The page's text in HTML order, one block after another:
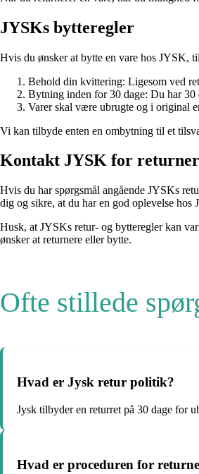
JYSKs bytteregler
Hvis du ønsker at bytte en vare hos JYSK,
Behold din kvittering: Ligesom ved
Bytning inden for 30 dage: Du har 30
Varer skal være ubrugte og i original
Vi kan tilbyde enten en ombytning til et
Kontakt JYSK for
Hvis du har spørgsmål angående JYSKs
dig og sikre, at du har en god oplevelse hos
Husk, at JYSKs retur- og bytteregler kan
ønsker at returnere eller bytte.
Ofte stillede
Hvad er Jysk retur politik?
Jysk tilbyder en returret på 30 dage for
Hvad er proceduren for